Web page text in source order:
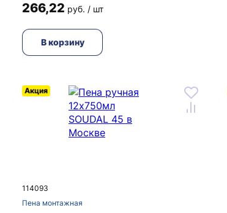
266,22 руб. / шт
В корзину
114093
Пена монтажная
Акция